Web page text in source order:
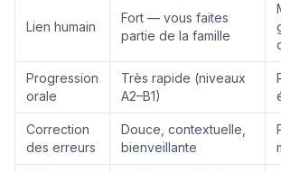
Lien humain
Fort — vous faites
partie de la famille
Progression
orale
Très rapide (niveaux
A2–B1)
Correction
des erreurs
Douce, contextuelle,
bienveillante